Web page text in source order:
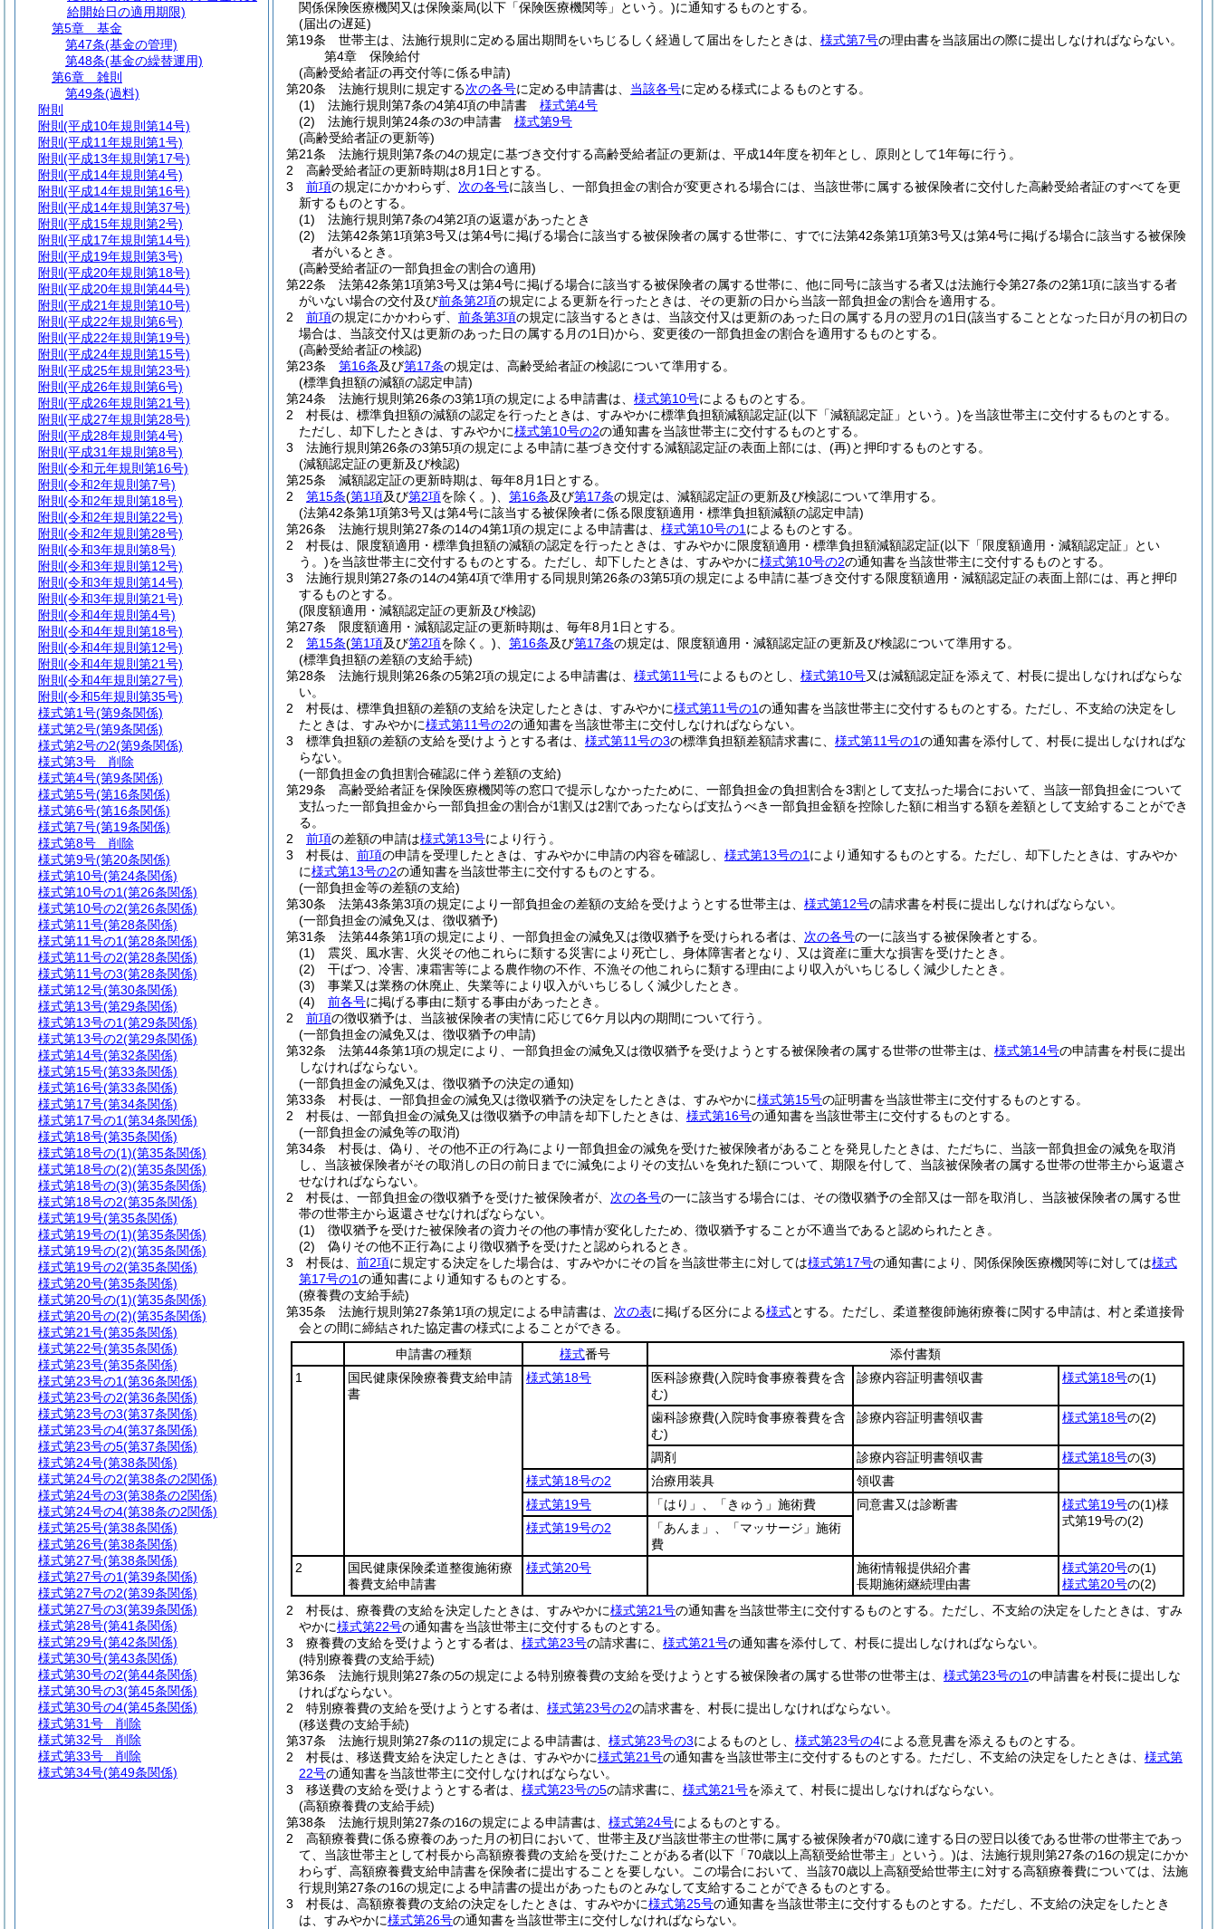
関係保険医療機関又は保険薬局(以下「保険医療機関等」という。)に通知するものとする。
(届出の遅延)
第19条
世帯主は、法施行規則に定める届出期間をいちじるしく経過して届出をしたときは、 様式第7号の理由書を当該届出の際に提出しなければならない。
第4章
保険給付
(高齢受給者証の再交付等に係る申請)
第20条
法施行規則に規定する次の各号に定める申請書は、 当該各号に定める様式によるものとする。
(1)
法施行規則第7条の4第4項の申請書 様式第4号
(2)
法施行規則第24条の3の申請書 様式第9号
(高齢受給者証の更新等)
第21条
法施行規則第7条の4の規定に基づき交付する高齢受給者証の更新は、平成14年度を初年とし、原則として1年毎に行う。
2
高齢受給者証の更新時期は8月1日とする。
3
前項の規定にかかわらず、 次の各号に該当し、一部負担金の割合が変更される場合には、当該世帯に属する被保険者に交付した高齢受給者証のすべてを更
新するものとする。
(1)
法施行規則第7条の4第2項の返還があったとき
(2)
法第42条第1項第3号又は第4号に掲げる場合に該当する被保険者の属する世帯に、すでに法第42条第1項第3号又は第4号に掲げる場合に該当する被保険
者がいるとき。
(高齢受給者証の一部負担金の割合の適用)
第22条
法第42条第1項第3号又は第4号に掲げる場合に該当する被保険者の属する世帯に、他に同号に該当する者又は法施行令第27条の2第1項に該当する者
がいない場合の交付及び前条第2項の規定による更新を行ったときは、その更新の日から当該一部負担金の割合を適用する。
2
前項の規定にかかわらず、 前条第3項の規定に該当するときは、当該交付又は更新のあった日の属する月の翌月の1日(該当することとなった日が月の初日の
場合は、当該交付又は更新のあった日の属する月の1日)から、変更後の一部負担金の割合を適用するものとする。
(高齢受給者証の検認)
第23条
第16条及び第17条の規定は、高齢受給者証の検認について準用する。
(標準負担額の減額の認定申請)
第24条
法施行規則第26条の3第1項の規定による申請書は、 様式第10号によるものとする。
2
村長は、標準負担額の減額の認定を行ったときは、すみやかに標準負担額減額認定証(以下「減額認定証」という。)を当該世帯主に交付するものとする。
ただし、却下したときは、すみやかに様式第10号の2の通知書を当該世帯主に交付するものとする。
3
法施行規則第26条の3第5項の規定による申請に基づき交付する減額認定証の表面上部には、 (再)と押印するものとする。
(減額認定証の更新及び検認)
第25条
減額認定証の更新時期は、毎年8月1日とする。
2
第15条(第1項及び第2項を除く。) 第16条及び第17条の規定は、減額認定証の更新及び検認について準用する。
(法第42条第1項第3号又は第4号に該当する被保険者に係る限度額適用・標準負担額減額の認定申請)
第26条
法施行規則第27条の14の4第1項の規定による申請書は、 様式第10号の1 によるものとする。
2
村長は、限度額適用・標準負担額の減額の認定を行ったときは、すみやかに限度額適用・標準負担額減額認定証(以下「限度額適用・減額認定証」とい
う。)を当該世帯主に交付するものとする。 ただし、却下したときは、すみやかに様式第10号の2の通知書を当該世帯主に交付するものとする。
3
法施行規則第27条の14の4第4項で準用する同規則第26条の3第5項の規定による申請に基づき交付する限度額適用・減額認定証の表面上部には、再と押印
するものとする。
(限度額適用・減額認定証の更新及び検認)
第27条
限度額適用・減額認定証の更新時期は、毎年8月1日とする。
2
第15条(第1項及び第2項を除く。) 第16条及び第17条の規定は、限度額適用・減額認定証の更新及び検認について準用する。
(標準負担額の差額の支給手続)
第28条
法施行規則第26条の5第2項の規定による申請書は、 様式第11号によるものとし、 様式第10号又は減額認定証を添えて、村長に提出しなければならな
い。
2
村長は、標準負担額の差額の支給を決定したときは、すみやかに様式第11号の1の通知書を当該世帯主に交付するものとする。 ただし、不支給の決定をし
たときは、すみやかに様式第11号の2の通知書を当該世帯主に交付しなければならない。
3
標準負担額の差額の支給を受けようとする者は、 様式第11号の3の標準負担額差額請求書に、 様式第11号の1の通知書を添付して、村長に提出しなければな
らない。
(一部負担金の負担割合確認に伴う差額の支給)
第29条
高齢受給者証を保険医療機関等の窓口で提示しなかったために、一部負担金の負担割合を3割として支払った場合において、当該一部負担金について
支払った一部負担金から一部負担金の割合が1割又は2割であったならば支払うべき一部負担金額を控除した額に相当する額を差額として支給することができ
る。
2
前項の差額の申請は様式第13号により行う。
3
村長は、 前項の申請を受理したときは、すみやかに申請の内容を確認し、 様式第13号の1 により通知するものとする。 ただし、却下したときは、すみやか
に様式第13号の2の通知書を当該世帯主に交付するものとする。
(一部負担金等の差額の支給)
第30条
法第43条第3項の規定により一部負担金の差額の支給を受けようとする世帯主は、 様式第12号の請求書を村長に提出しなければならない。
(一部負担金の減免又は、徴収猶予)
第31条
法第44条第1項の規定により、一部負担金の減免又は徴収猶予を受けられる者は、 次の各号の一に該当する被保険者とする。
(1)
震災、風水害、火災その他これらに類する災害により死亡し、身体障害者となり、又は資産に重大な損害を受けたとき。
(2)
干ばつ、冷害、凍霜害等による農作物の不作、不漁その他これらに類する理由により収入がいちじるしく減少したとき。
(3)
事業又は業務の休廃止、失業等により収入がいちじるしく減少したとき。
(4)
前各号に掲げる事由に類する事由があったとき。
2
前項の徴収猶予は、当該被保険者の実情に応じて6ケ月以内の期間について行う。
(一部負担金の減免又は、徴収猶予の申請)
第32条
法第44条第1項の規定により、一部負担金の減免又は徴収猶予を受けようとする被保険者の属する世帯の世帯主は、 様式第14号の申請書を村長に提出
しなければならない。
(一部負担金の減免又は、徴収猶予の決定の通知)
第33条
村長は、一部負担金の減免又は徴収猶予の決定をしたときは、すみやかに様式第15号の証明書を当該世帯主に交付するものとする。
2
村長は、一部負担金の減免又は徴収猶予の申請を却下したときは、 様式第16号の通知書を当該世帯主に交付するものとする。
(一部負担金の減免等の取消)
第34条
村長は、偽り、その他不正の行為により一部負担金の減免を受けた被保険者があることを発見したときは、ただちに、当該一部負担金の減免を取消
し、当該被保険者がその取消しの日の前日までに減免によりその支払いを免れた額について、期限を付して、当該被保険者の属する世帯の世帯主から返還さ
せなければならない。
2
村長は、一部負担金の徴収猶予を受けた被保険者が、 次の各号の一に該当する場合には、その徴収猶予の全部又は一部を取消し、当該被保険者の属する世
帯の世帯主から返還させなければならない。
(1)
徴収猶予を受けた被保険者の資力その他の事情が変化したため、徴収猶予することが不適当であると認められたとき。
(2)
偽りその他不正行為により徴収猶予を受けたと認められるとき。
3
村長は、 前2項に規定する決定をした場合は、すみやかにその旨を当該世帯主に対しては様式第17号の通知書により、関係保険医療機関等に対しては様式
第17号の1の通知書により通知するものとする。
(療養費の支給手続)
第35条
法施行規則第27条第1項の規定による申請書は、 次の表に掲げる区分による様式とする。 ただし、柔道整復師施術療養に関する申請は、村と柔道接骨
会との間に締結された協定書の様式によることができる。
申請書の種類
様式番号
添付書類
1
国民健康保険療養費支給申請
書
様式第18号 医科診療費(入院時食事療養費を含
む)
診療内容証明書領収書 様式第18号の(1)
歯科診療費(入院時食事療養費を含
む)
診療内容証明書領収書 様式第18号の(2)
調剤 診療内容証明書領収書 様式第18号の(3)
様式第18号の2
治療用装具
領収書
様式第19号
「はり」、「きゅう」施術費 同意書又は診断書 様式第19号の(1)様
式第19号の(2)
様式第19号の2
「あんま」、「マッサージ」施術
費
2
国民健康保険柔道整復施術療
養費支給申請書
様式第20号
施術情報提供紹介書
長期施術継続理由書
様式第20号の(1)
様式第20号の(2)
2
村長は、療養費の支給を決定したときは、すみやかに様式第21号の通知書を当該世帯主に交付するものとする。 ただし、不支給の決定をしたときは、すみ
やかに様式第22号の通知書を当該世帯主に交付するものとする。
3
療養費の支給を受けようとする者は、 様式第23号の請求書に、 様式第21号の通知書を添付して、村長に提出しなければならない。
(特別療養費の支給手続)
第36条
法施行規則第27条の5の規定による特別療養費の支給を受けようとする被保険者の属する世帯の世帯主は、 様式第23号の1の申請書を村長に提出しな
ければならない。
2
特別療養費の支給を受けようとする者は、 様式第23号の2の請求書を、村長に提出しなければならない。
(移送費の支給手続)
第37条
法施行規則第27条の11の規定による申請書は、 様式第23号の3によるものとし、 様式第23号の4による意見書を添えるものとする。
2
村長は、移送費支給を決定したときは、すみやかに様式第21号の通知書を当該世帯主に交付するものとする。 ただし、不支給の決定をしたときは、 様式第
22号の通知書を当該世帯主に交付しなければならない。
3
移送費の支給を受けようとする者は、 様式第23号の5の請求書に、 様式第21号を添えて、村長に提出しなければならない。
(高額療養費の支給手続)
第38条
法施行規則第27条の16の規定による申請書は、 様式第24号によるものとする。
2
高額療養費に係る療養のあった月の初日において、世帯主及び当該世帯主の世帯に属する被保険者が70歳に達する日の翌日以後である世帯の世帯主であっ
て、当該世帯主として村長から高額療養費の支給を受けたことがある者(以下「70歳以上高額受給世帯主」という。)は、法施行規則第27条の16の規定にかか
わらず、高額療養費支給申請書を保険者に提出することを要しない。
この場合において、当該70歳以上高額受給世帯主に対する高額療養費については、法施
行規則第27条の16の規定による申請書の提出があったものとみなして支給することができるものとする。
3
村長は、高額療養費の支給の決定をしたときは、すみやかに様式第25号の通知書を当該世帯主に交付するものとする。 ただし、不支給の決定をしたとき
は、すみやかに様式第26号の通知書を当該世帯主に交付しなければならない。
給開始日の適用期限)
第5章
基金
第47条(基金の管理)
第48条(基金の繰替運用)
第6章
雑則
第49条(過料)
附則
附則 (平成10年規則第14号)
附則 (平成11年規則第1号)
附則 (平成13年規則第17号)
附則 (平成14年規則第4号)
附則 (平成14年規則第16号)
附則 (平成14年規則第37号)
附則 (平成15年規則第2号)
附則 (平成17年規則第14号)
附則 (平成19年規則第3号)
附則 (平成20年規則第18号)
附則 (平成20年規則第44号)
附則 (平成21年規則第10号)
附則 (平成22年規則第6号)
附則 (平成22年規則第19号)
附則 (平成24年規則第15号)
附則 (平成25年規則第23号)
附則 (平成26年規則第6号)
附則 (平成26年規則第21号)
附則 (平成27年規則第28号)
附則 (平成28年規則第4号)
附則 (平成31年規則第8号)
附則 (令和元年規則第16号)
附則 (令和2年規則第7号)
附則 (令和2年規則第18号)
附則 (令和2年規則第22号)
附則 (令和2年規則第28号)
附則 (令和3年規則第8号)
附則 (令和3年規則第12号)
附則 (令和3年規則第14号)
附則 (令和3年規則第21号)
附則 (令和4年規則第4号)
附則 (令和4年規則第18号)
附則 (令和4年規則第12号)
附則 (令和4年規則第21号)
附則 (令和4年規則第27号)
附則 (令和5年規則第35号)
様式第1号(第9条関係)
様式第2号(第9条関係)
様式第2号の2(第9条関係)
様式第3号 削除
様式第4号(第9条関係)
様式第5号(第16条関係)
様式第6号(第16条関係)
様式第7号(第19条関係)
様式第8号 削除
様式第9号(第20条関係)
様式第10号(第24条関係)
様式第10号の1(第26条関係)
様式第10号の2(第26条関係)
様式第11号(第28条関係)
様式第11号の1(第28条関係)
様式第11号の2(第28条関係)
様式第11号の3(第28条関係)
様式第12号(第30条関係)
様式第13号(第29条関係)
様式第13号の1(第29条関係)
様式第13号の2(第29条関係)
様式第14号(第32条関係)
様式第15号(第33条関係)
様式第16号(第33条関係)
様式第17号(第34条関係)
様式第17号の1(第34条関係)
様式第18号(第35条関係)
様式第18号の(1)(第35条関係)
様式第18号の(2)(第35条関係)
様式第18号の(3)(第35条関係)
様式第18号の2(第35条関係)
様式第19号(第35条関係)
様式第19号の(1)(第35条関係)
様式第19号の(2)(第35条関係)
様式第19号の2(第35条関係)
様式第20号(第35条関係)
様式第20号の(1)(第35条関係)
様式第20号の(2)(第35条関係)
様式第21号(第35条関係)
様式第22号(第35条関係)
様式第23号(第35条関係)
様式第23号の1(第36条関係)
様式第23号の2(第36条関係)
様式第23号の3(第37条関係)
様式第23号の4(第37条関係)
様式第23号の5(第37条関係)
様式第24号(第38条関係)
様式第24号の2(第38条の2関係)
様式第24号の3(第38条の2関係)
様式第24号の4(第38条の2関係)
様式第25号(第38条関係)
様式第26号(第38条関係)
様式第27号(第38条関係)
様式第27号の1(第39条関係)
様式第27号の2(第39条関係)
様式第27号の3(第39条関係)
様式第28号(第41条関係)
様式第29号(第42条関係)
様式第30号(第43条関係)
様式第30号の2(第44条関係)
様式第30号の3(第45条関係)
様式第30号の4(第45条関係)
様式第31号 削除
様式第32号 削除
様式第33号 削除
様式第34号(第49条関係)